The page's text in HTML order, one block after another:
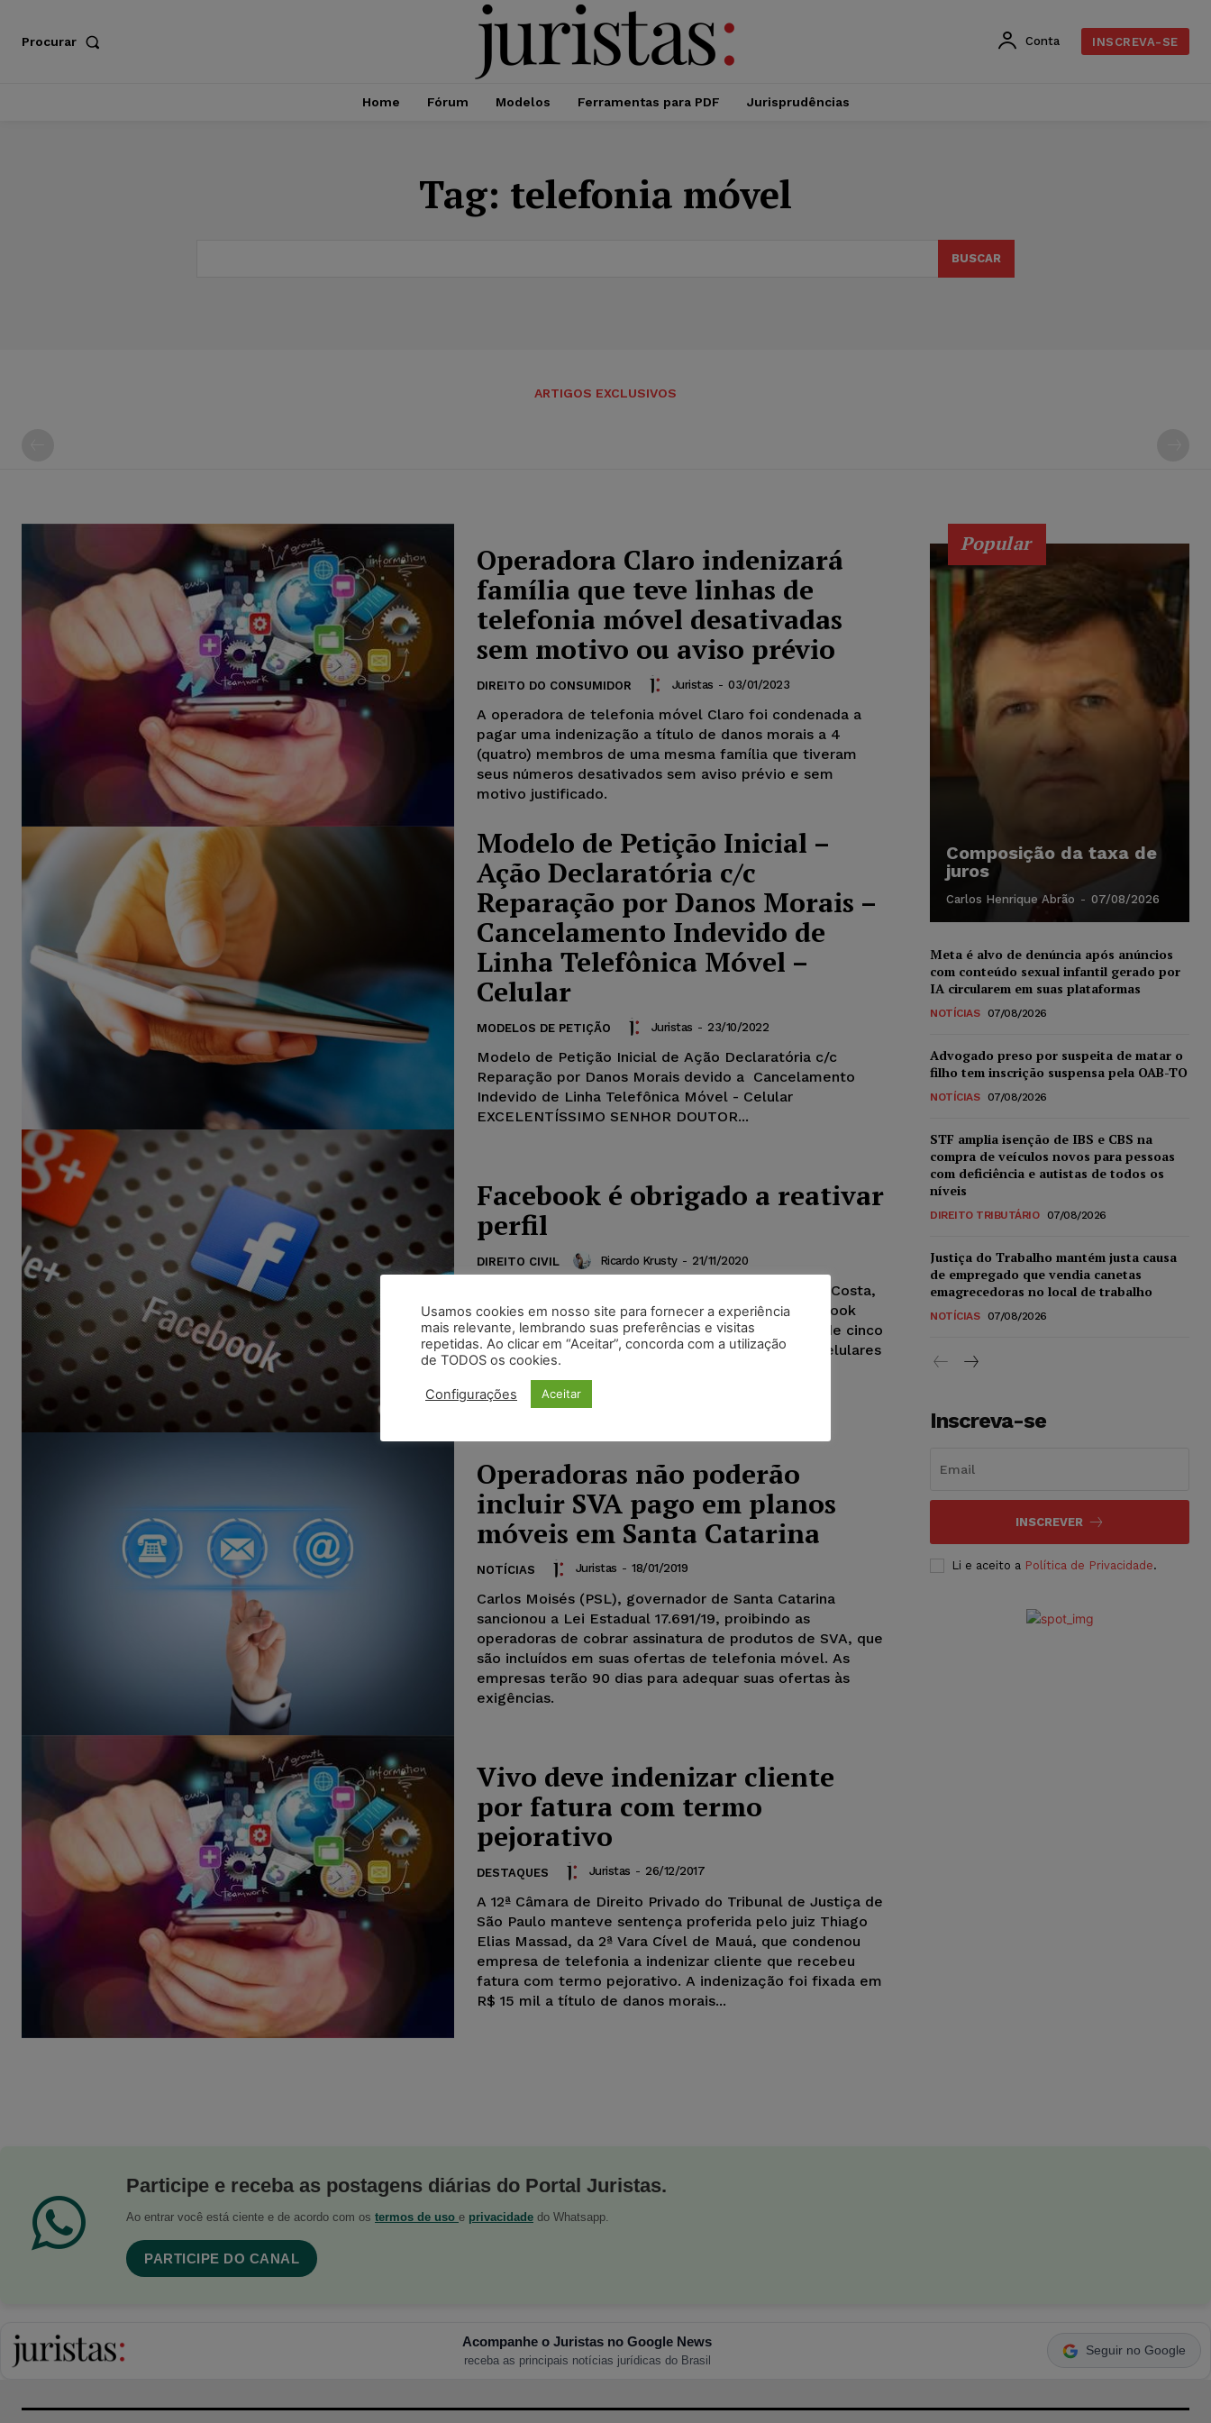
Procurar Conta INSCREVA-SE
Home Fórum Modelos Ferramentas para PDF Jurisprudências
Tag: telefonia móvel
BUSCAR
ARTIGOS EXCLUSIVOS
Operadora Claro indenizará
família que teve linhas de
telefonia móvel desativadas
sem motivo ou aviso prévio
DIREITO DO CONSUMIDOR Juristas - 03/01/2023
A operadora de telefonia móvel Claro foi condenada a
pagar uma indenização a título de danos morais a 4
(quatro) membros de uma mesma família que tiveram
seus números desativados sem aviso prévio e sem
motivo justificado.
Modelo de Petição Inicial –
Ação Declaratória c/c
Reparação por Danos Morais –
Cancelamento Indevido de
Linha Telefônica Móvel –
Celular
MODELOS DE PETIÇÃO Juristas - 23/10/2022
Modelo de Petição Inicial de Ação Declaratória c/c
Reparação por Danos Morais devido a Cancelamento
Indevido de Linha Telefônica Móvel - Celular
EXCELENTÍSSIMO SENHOR DOUTOR...
Facebook é obrigado a reativar
perfil
DIREITO CIVIL Ricardo Krusty - 21/11/2020
Por determinação da juíza Maria Flávia Albergaria Costa,
do Juizado Especial Cível de Matozinhos, o Facebook
Serviços Online do Brasil deve reativar, no prazo de cinco
dias, a conta de uma empresa que comercializa celulares
e acessórios.
Operadoras não poderão
incluir SVA pago em planos
móveis em Santa Catarina
NOTÍCIAS Juristas - 18/01/2019
Carlos Moisés (PSL), governador de Santa Catarina
sancionou a Lei Estadual 17.691/19, proibindo as
operadoras de cobrar assinatura de produtos de SVA, que
são incluídos em suas ofertas de telefonia móvel. As
empresas terão 90 dias para adequar suas ofertas às
exigências.
Vivo deve indenizar cliente
por fatura com termo
pejorativo
DESTAQUES Juristas - 26/12/2017
A 12ª Câmara de Direito Privado do Tribunal de Justiça de
São Paulo manteve sentença proferida pelo juiz Thiago
Elias Massad, da 2ª Vara Cível de Mauá, que condenou
empresa de telefonia a indenizar cliente que recebeu
fatura com termo pejorativo. A indenização foi fixada em
R$ 15 mil a título de danos morais...
Popular
Composição da taxa de
juros
Carlos Henrique Abrão - 07/08/2026
Meta é alvo de denúncia após anúncios
com conteúdo sexual infantil gerado por
IA circularem em suas plataformas
NOTÍCIAS 07/08/2026
Advogado preso por suspeita de matar o
filho tem inscrição suspensa pela OAB-TO
NOTÍCIAS 07/08/2026
STF amplia isenção de IBS e CBS na
compra de veículos novos para pessoas
com deficiência e autistas de todos os
níveis
DIREITO TRIBUTÁRIO 07/08/2026
Justiça do Trabalho mantém justa causa
de empregado que vendia canetas
emagrecedoras no local de trabalho
NOTÍCIAS 07/08/2026
Inscreva-se
INSCREVER
Li e aceito a Política de Privacidade.
Participe e receba as postagens diárias do Portal Juristas.
Ao entrar você está ciente e de acordo com os termos de uso e privacidade do Whatsapp.
PARTICIPE DO CANAL
Acompanhe o Juristas no Google News
receba as principais notícias jurídicas do Brasil
Seguir no Google
Usamos cookies em nosso site para fornecer a experiência
mais relevante, lembrando suas preferências e visitas
repetidas. Ao clicar em “Aceitar”, concorda com a utilização
de TODOS os cookies.
Configurações Aceitar